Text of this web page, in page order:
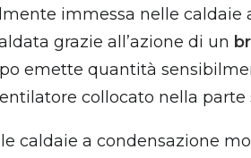
immessa nelle
grazie all’azione di un
emette quantità
collocato nella
caldaie a condensazione